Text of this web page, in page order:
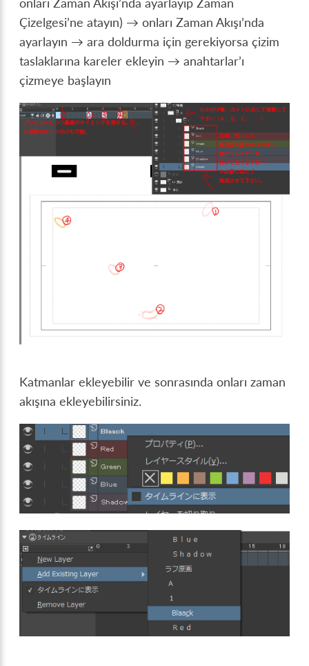
onları Zaman Akışı’nda ayarlayıp Zaman
Çizelgesi’ne atayın) → onları Zaman Akışı’nda
ayarlayın → ara doldurma için gerekiyorsa çizim
taslaklarına kareler ekleyin → anahtarlar’ı
çizmeye başlayın
Katmanlar ekleyebilir ve sonrasında onları zaman
akışına ekleyebilirsiniz.